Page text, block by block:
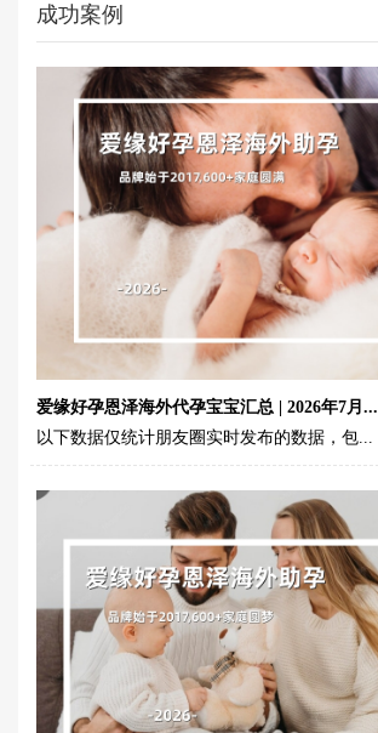
成功案例
爱缘好孕恩泽海外代孕宝宝汇总 | 2026年7月...
以下数据仅统计朋友圈实时发布的数据，包...